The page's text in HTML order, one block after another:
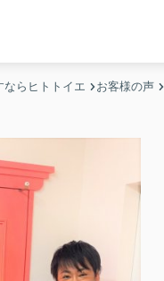
ならヒトトイエ お客様の声